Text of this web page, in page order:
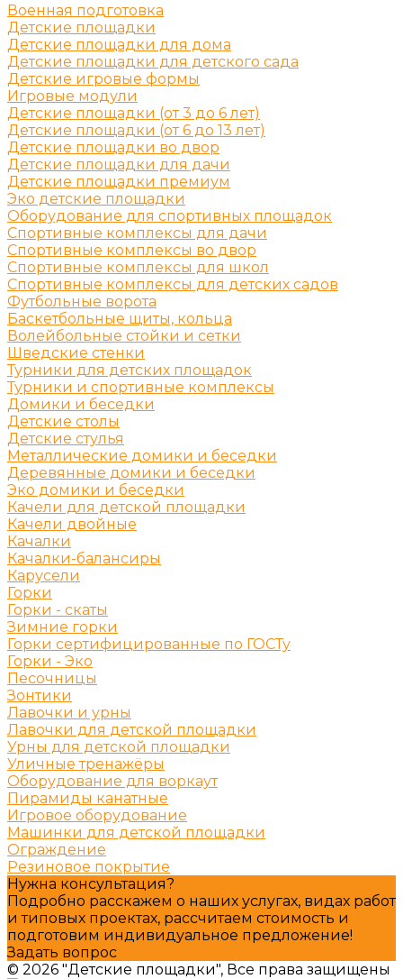
Военная подготовка
Детские площадки
Детские площадки для дома
Детские площадки для детского сада
Детские игровые формы
Игровые модули
Детские площадки (от 3 до 6 лет)
Детские площадки (от 6 до 13 лет)
Детские площадки во двор
Детские площадки для дачи
Детские площадки премиум
Эко детские площадки
Оборудование для спортивных площадок
Спортивные комплексы для дачи
Спортивные комплексы во двор
Спортивные комплексы для школ
Спортивные комплексы для детских садов
Футбольные ворота
Баскетбольные щиты, кольца
Волейбольные стойки и сетки
Шведские стенки
Турники для детских площадок
Турники и спортивные комплексы
Домики и беседки
Детские столы
Детские стулья
Металлические домики и беседки
Деревянные домики и беседки
Эко домики и беседки
Качели для детской площадки
Качели двойные
Качалки
Качалки-балансиры
Карусели
Горки
Горки - скаты
Зимние горки
Горки сертифицированные по ГОСТу
Горки - Эко
Песочницы
Зонтики
Лавочки и урны
Лавочки для детской площадки
Урны для детской площадки
Уличные тренажёры
Оборудование для воркаут
Пирамиды канатные
Игровое оборудование
Машинки для детской площадки
Ограждение
Резиновое покрытие
Нужна консультация?
Подробно расскажем о наших услугах, видах работ
и типовых проектах, рассчитаем стоимость и
подготовим индивидуальное предложение!
Задать вопрос
© 2026 "Детские площадки", Все права защищены